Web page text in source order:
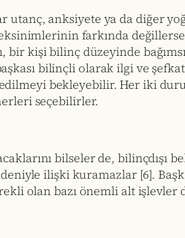
utanç, anksiyete ya da diğer
farkında
kişi bilinç düzeyinde
bilinçli olarak ilgi ve
bekleyebilir. Her iki
seçebilirler.
bilseler de,
ilişki kuramazlar [6].
olan bazı önemli alt işlevler